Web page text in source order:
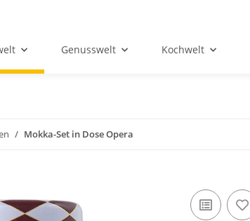
Genusswelt Kochwelt
Mokka-Set in Dose Opera